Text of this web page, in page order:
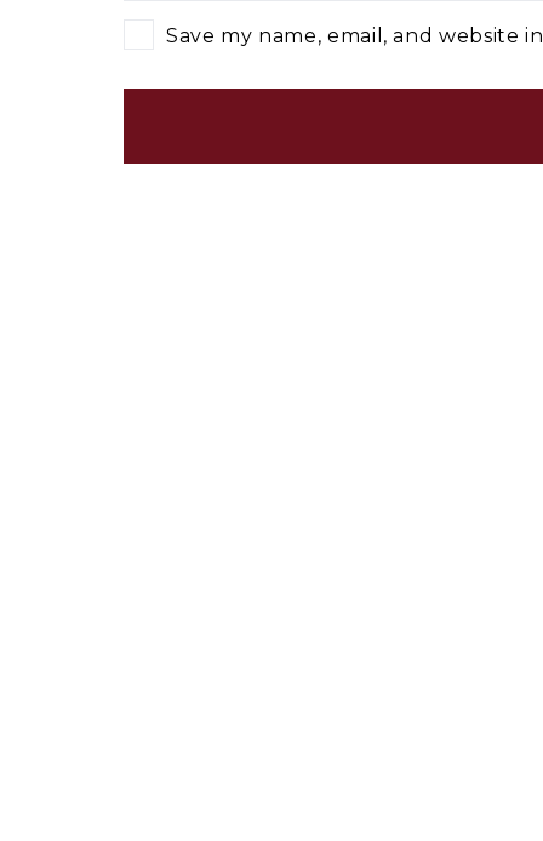
Save my name, email, and website